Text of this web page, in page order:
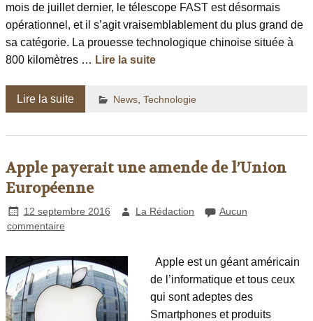
mois de juillet dernier, le télescope FAST est désormais
opérationnel, et il s’agit vraisemblablement du plus grand de
sa catégorie. La prouesse technologique chinoise située à
800 kilomètres … Lire la suite
Lire la suite News, Technologie
Apple payerait une amende de l’Union
Européenne
12 septembre 2016 La Rédaction
Aucun
commentaire
Apple est un géant américain
de l’informatique et tous ceux
qui sont adeptes des
Smartphones et produits